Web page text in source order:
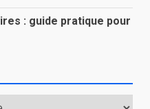
: guide pratique pour